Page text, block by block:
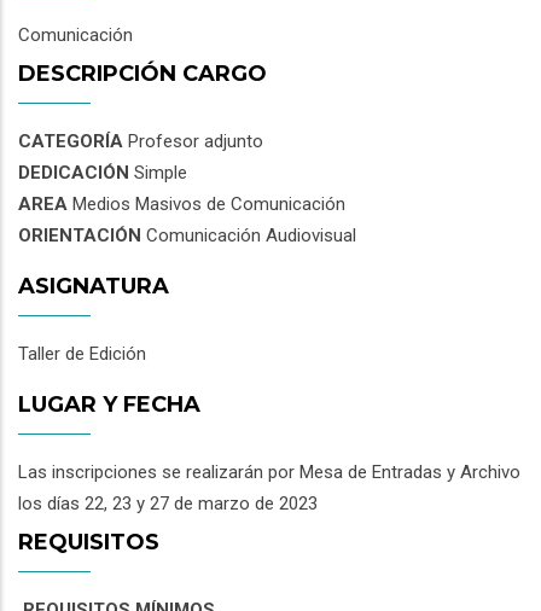
Comunicación
DESCRIPCIÓN CARGO
CATEGORÍA Profesor adjunto
DEDICACIÓN Simple
AREA Medios Masivos de Comunicación
ORIENTACIÓN Comunicación Audiovisual
ASIGNATURA
Taller de Edición
LUGAR Y FECHA
Las inscripciones se realizarán por Mesa de Entradas y Archivo
los días 22, 23 y 27 de marzo de 2023
REQUISITOS